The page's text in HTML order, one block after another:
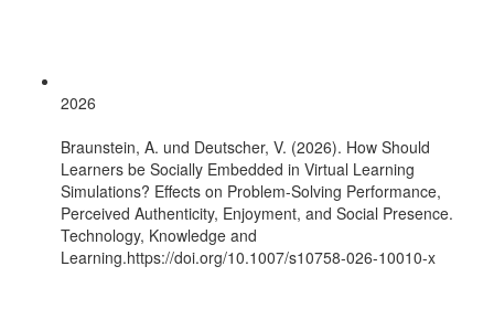
2026
Braunstein, A. und Deutscher, V. (2026). How Should
Learners be Socially Embedded in Virtual Learning
Simulations? Effects on Problem-Solving Performance,
Perceived Authenticity, Enjoyment, and Social Presence.
Technology, Knowledge and
Learning.https://doi.org/10.1007/s10758-026-10010-x